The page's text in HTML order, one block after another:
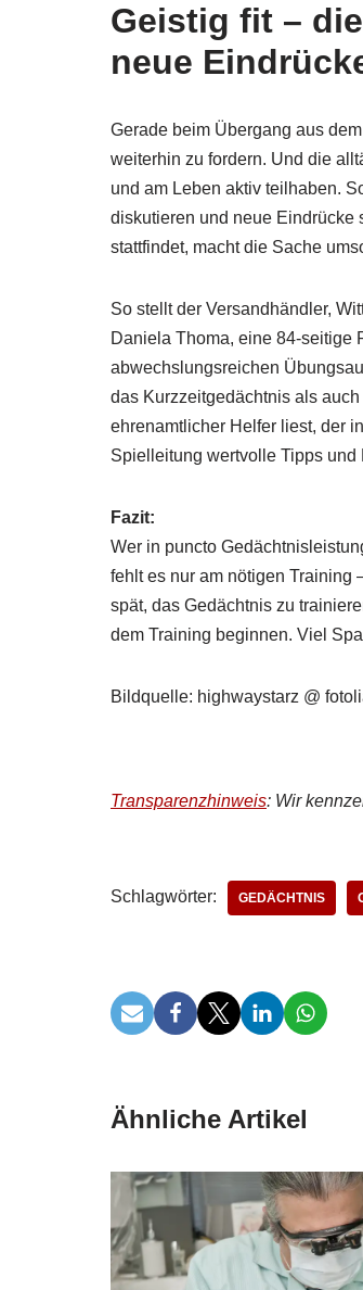
Geistig fit –
neue
Gerade beim Übergang aus
weiterhin zu fordern. Und die
und am Leben aktiv teilhaben.
diskutieren und neue Eindrücke
stattfindet, macht die Sache
So stellt der Versandhändler,
Daniela Thoma, eine 84-seitige
abwechslungsreichen
das Kurzzeitgedächtnis als
ehrenamtlicher Helfer liest, der
Spielleitung wertvolle Tipps und
Fazit:
Wer in puncto
fehlt es nur am nötigen Training
spät, das Gedächtnis zu
dem Training beginnen. Viel
Bildquelle: highwaystarz @
Transparenzhinweis: Wir
Schlagwörter: GEDÄCHTNIS
Ähnliche Artikel